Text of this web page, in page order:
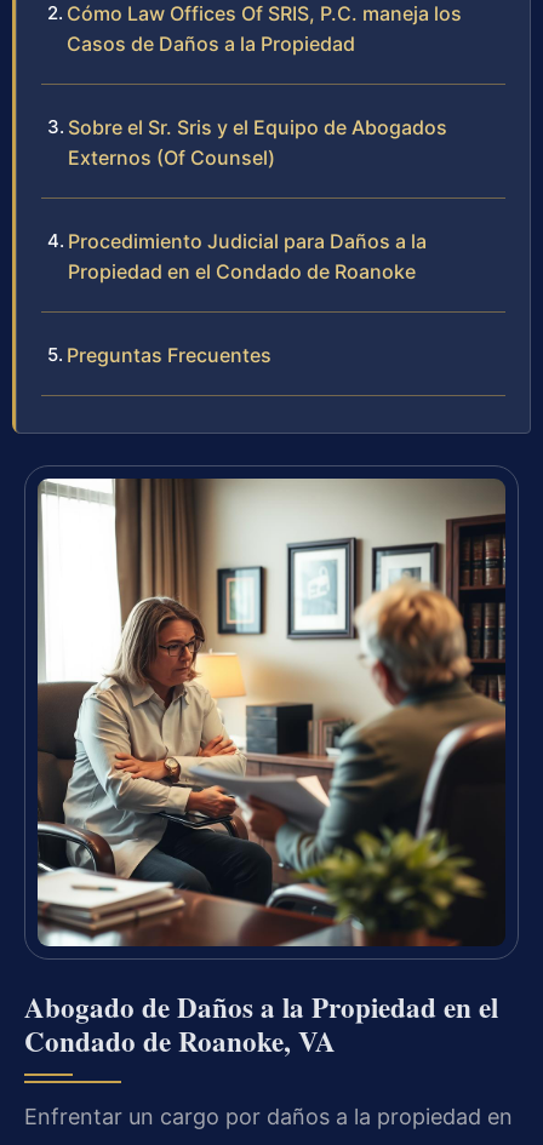
Cómo Law Offices Of SRIS, P.C. maneja los
Casos de Daños a la Propiedad
Sobre el Sr. Sris y el Equipo de Abogados
Externos (Of Counsel)
Procedimiento Judicial para Daños a la
Propiedad en el Condado de Roanoke
Preguntas Frecuentes
Abogado de Daños a la Propiedad en el
Condado de Roanoke, VA
Enfrentar un cargo por daños a la propiedad en